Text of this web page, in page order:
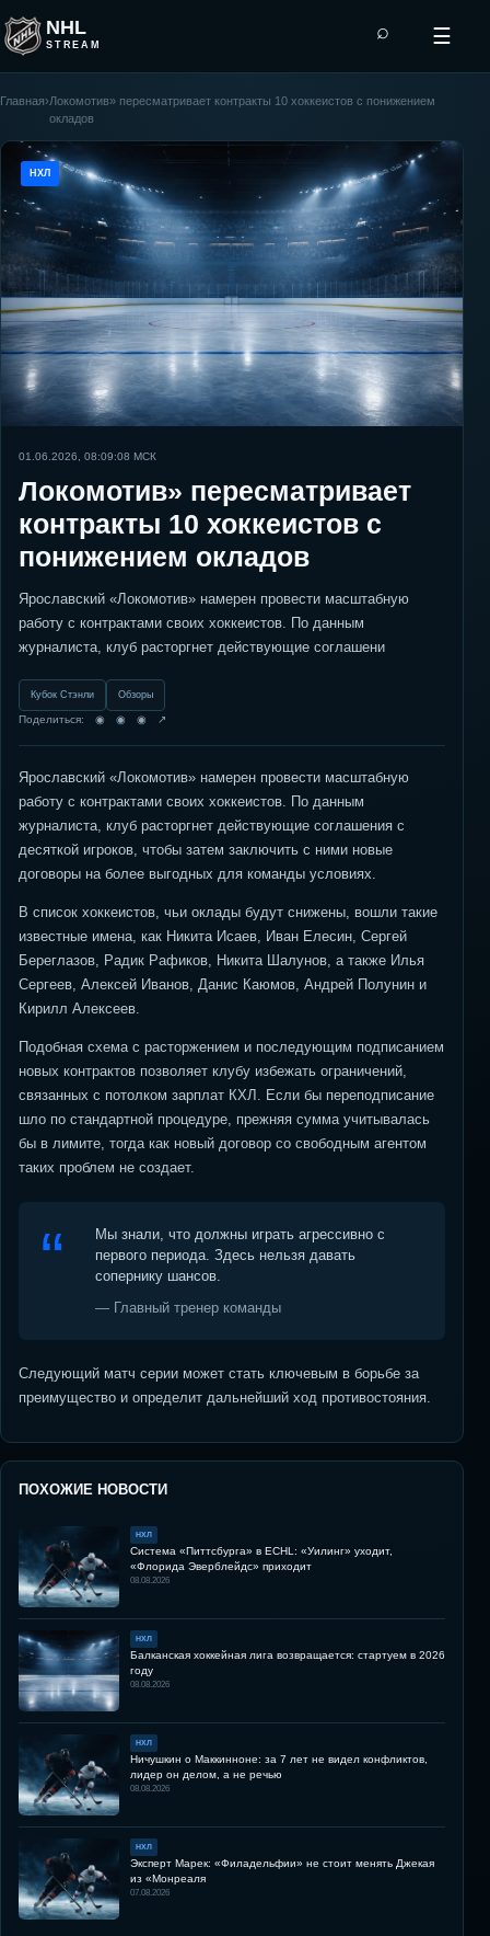
NHL
STREAM
⌕ ☰
Главная›Локомотив» пересматривает контракты 10 хоккеистов с понижением
окладов
НХЛ
01.06.2026, 08:09:08 МСК
Локомотив» пересматривает
контракты 10 хоккеистов с
понижением окладов
Ярославский «Локомотив» намерен провести масштабную
работу с контрактами своих хоккеистов. По данным
журналиста, клуб расторгнет действующие соглашени
Кубок Стэнли Обзоры
Поделиться: ◉ ◉ ◉ ↗
Ярославский «Локомотив» намерен провести масштабную
работу с контрактами своих хоккеистов. По данным
журналиста, клуб расторгнет действующие соглашения с
десяткой игроков, чтобы затем заключить с ними новые
договоры на более выгодных для команды условиях.
В список хоккеистов, чьи оклады будут снижены, вошли такие
известные имена, как Никита Исаев, Иван Елесин, Сергей
Береглазов, Радик Рафиков, Никита Шалунов, а также Илья
Сергеев, Алексей Иванов, Данис Каюмов, Андрей Полунин и
Кирилл Алексеев.
Подобная схема с расторжением и последующим подписанием
новых контрактов позволяет клубу избежать ограничений,
связанных с потолком зарплат КХЛ. Если бы переподписание
шло по стандартной процедуре, прежняя сумма учитывалась
бы в лимите, тогда как новый договор со свободным агентом
таких проблем не создает.
Мы знали, что должны играть агрессивно с
первого периода. Здесь нельзя давать
сопернику шансов.
— Главный тренер команды
Следующий матч серии может стать ключевым в борьбе за
преимущество и определит дальнейший ход противостояния.
ПОХОЖИЕ НОВОСТИ
НХЛ
Система «Питтсбурга» в ECHL: «Уилинг» уходит,
«Флорида Эверблейдс» приходит
08.08.2026
НХЛ
Балканская хоккейная лига возвращается: стартуем в 2026
году
08.08.2026
НХЛ
Ничушкин о Маккинноне: за 7 лет не видел конфликтов,
лидер он делом, а не речью
08.08.2026
НХЛ
Эксперт Марек: «Филадельфии» не стоит менять Джекая
из «Монреаля
07.08.2026